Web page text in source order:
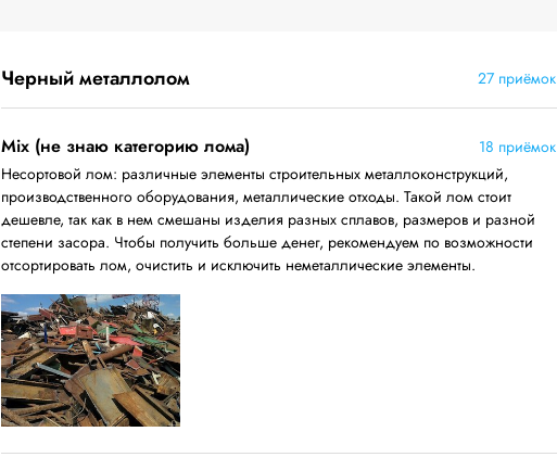
Черный металлолом 27 приёмок
Mix (не знаю категорию лома)
18 приёмок
Несортовой лом: различные элементы строительных металлоконструкций,
производственного оборудования, металлические отходы. Такой лом стоит
дешевле, так как в нем смешаны изделия разных сплавов, размеров и разной
степени засора. Чтобы получить больше денег, рекомендуем по возможности
отсортировать лом, очистить и исключить неметаллические элементы.